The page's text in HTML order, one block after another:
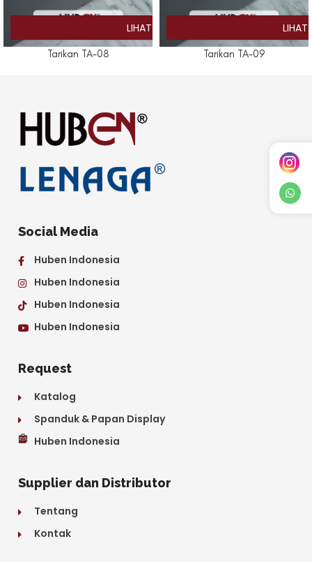
Tarikan TA-08 Tarikan TA-09
Social Media
Huben Indonesia
Huben Indonesia
Huben Indonesia
Huben Indonesia
Request
Katalog
Spanduk & Papan Display
Huben Indonesia
Supplier dan Distributor
Tentang
Kontak